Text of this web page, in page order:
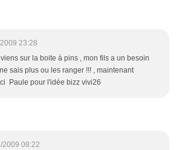
23:28
sur la boite à pins , mon fils a un besoin
sais plus ou les ranger !!! , maintenant
Paule pour l'idée bizz vivi26
2009 08:22